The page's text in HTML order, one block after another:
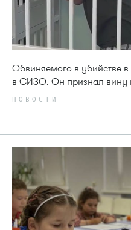
Обвиняемого в убийстве
в СИЗО. Он признал вину
НОВОСТИ